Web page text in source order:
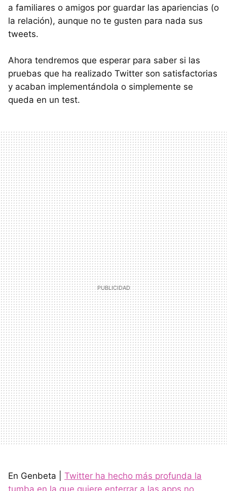
a familiares o amigos por guardar las apariencias (o
la relación), aunque no te gusten para nada sus
tweets.
Ahora tendremos que esperar para saber si las
pruebas que ha realizado Twitter son satisfactorias
y acaban implementándola o simplemente se
queda en un test.
En Genbeta | Twitter ha hecho más profunda la
tumba en la que quiere enterrar a las apps no